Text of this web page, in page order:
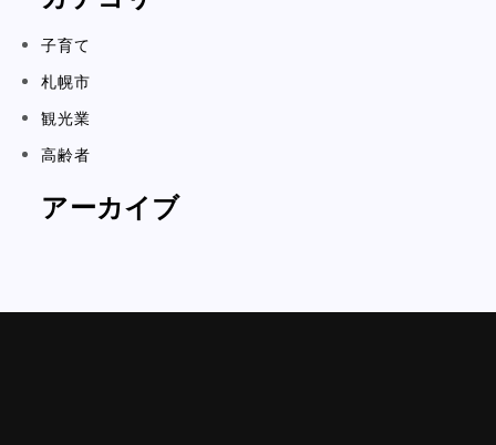
子育て
札幌市
観光業
高齢者
アーカイブ